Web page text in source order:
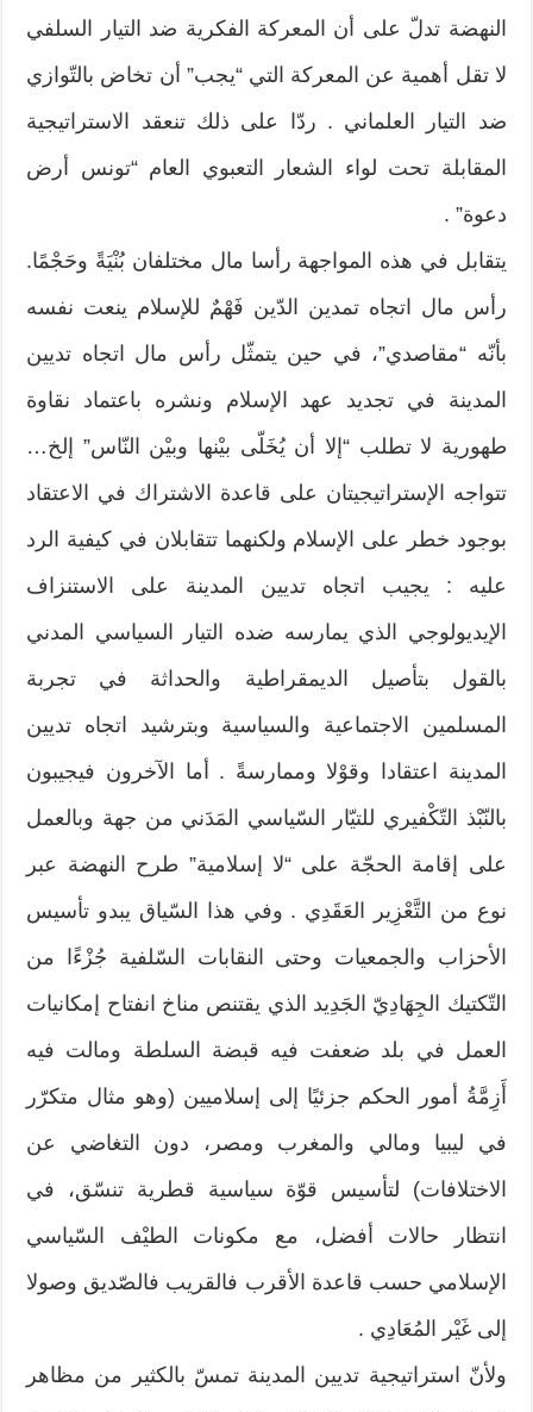
النهضة تدلّ على أن المعركة الفكرية ضد التيار السلفي
لا تقل أهمية عن المعركة التي “يجب” أن تخاض بالتّوازي
ضد التيار العلماني . ردّا على ذلك تنعقد الاستراتيجية
المقابلة تحت لواء الشعار التعبوي العام “تونس أرض
دعوة” .
يتقابل في هذه المواجهة رأسا مال مختلفان بُنْيَةً وحَجْمًا.
رأس مال اتجاه تمدين الدّين فَهْمٌ للإسلام ينعت نفسه
بأنّه “مقاصدي”، في حين يتمثّل رأس مال اتجاه تديين
المدينة في تجديد عهد الإسلام ونشره باعتماد نقاوة
طهورية لا تطلب “إلا أن يُخَلّى بيْنها وبيْن النّاس” إلخ…
تتواجه الإستراتيجيتان على قاعدة الاشتراك في الاعتقاد
بوجود خطر على الإسلام ولكنهما تتقابلان في كيفية الرد
عليه : يجيب اتجاه تديين المدينة على الاستنزاف
الإيديولوجي الذي يمارسه ضده التيار السياسي المدني
بالقول بتأصيل الديمقراطية والحداثة في تجربة
المسلمين الاجتماعية والسياسية وبترشيد اتجاه تديين
المدينة اعتقادا وقوْلا وممارسةً . أما الآخرون فيجيبون
بالنّبْذ التّكْفيري للتيّار السّياسي المَدَني من جهة وبالعمل
على إقامة الحجّة على “لا إسلامية” طرح النهضة عبر
نوع من التَّعْزِير العَقَدِي . وفي هذا السّياق يبدو تأسيس
الأحزاب والجمعيات وحتى النقابات السّلفية جُزْءًا من
التّكتيك الجِهَادِيّ الجَدِيد الذي يقتنص مناخ انفتاح إمكانيات
العمل في بلد ضعفت فيه قبضة السلطة ومالت فيه
أَزِمَّةُ أمور الحكم جزئيًا إلى إسلاميين (وهو مثال متكرّر
في ليبيا ومالي والمغرب ومصر، دون التغاضي عن
الاختلافات) لتأسيس قوّة سياسية قطرية تنسّق، في
انتظار حالات أفضل، مع مكونات الطيْف السّياسي
الإسلامي حسب قاعدة الأقرب فالقريب فالصّديق وصولا
إلى غَيْر المُعَادِي .
ولأنّ استراتيجية تديين المدينة تمسّ بالكثير من مظاهر